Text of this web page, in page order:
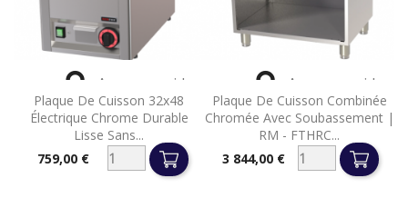
Plaque De Cuisson 32x48
Électrique Chrome Durable
Lisse Sans...
Prix759,00 €
 Aperçu rapide
Plaque De Cuisson Combinée
Chromée Avec Soubassement |
RM - FTHRC...
Prix3 844,00 €
 Aperçu rapide